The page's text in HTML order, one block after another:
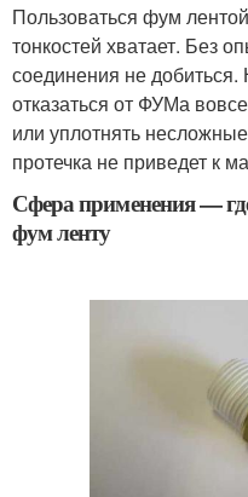
Пользоваться фум
тонкостей хватает. Без
соединения не
отказаться от ФУМа
или уплотнять
протечка не приведет к
Сфера применения —
фум ленту